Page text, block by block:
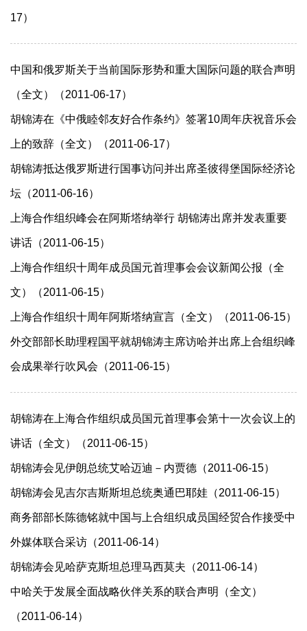
17）
中国和俄罗斯关于当前国际形势和重大国际问题的联合声明
（全文）（2011-06-17）
胡锦涛在《中俄睦邻友好合作条约》签署10周年庆祝音乐会
上的致辞（全文）（2011-06-17）
胡锦涛抵达俄罗斯进行国事访问并出席圣彼得堡国际经济论
坛（2011-06-16）
上海合作组织峰会在阿斯塔纳举行 胡锦涛出席并发表重要
讲话（2011-06-15）
上海合作组织十周年成员国元首理事会会议新闻公报（全
文）（2011-06-15）
上海合作组织十周年阿斯塔纳宣言（全文）（2011-06-15）
外交部部长助理程国平就胡锦涛主席访哈并出席上合组织峰
会成果举行吹风会（2011-06-15）
胡锦涛在上海合作组织成员国元首理事会第十一次会议上的
讲话（全文）（2011-06-15）
胡锦涛会见伊朗总统艾哈迈迪－内贾德（2011-06-15）
胡锦涛会见吉尔吉斯斯坦总统奥通巴耶娃（2011-06-15）
商务部部长陈德铭就中国与上合组织成员国经贸合作接受中
外媒体联合采访（2011-06-14）
胡锦涛会见哈萨克斯坦总理马西莫夫（2011-06-14）
中哈关于发展全面战略伙伴关系的联合声明（全文）
（2011-06-14）